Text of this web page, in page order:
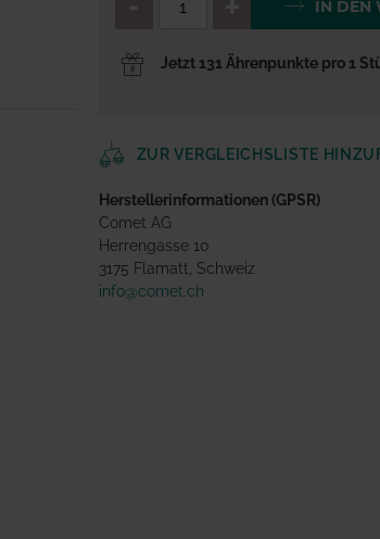
IN DEN
Jetzt 131 Ährenpunkte pro 1
ZUR VERGLEICHSLISTE
Herstellerinformationen (GPSR)
Comet AG
Herrengasse 10
3175 Flamatt, Schweiz
info@comet.ch